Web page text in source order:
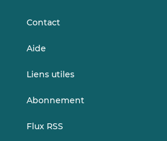
Contact
Aide
Liens utiles
Abonnement
Flux RSS